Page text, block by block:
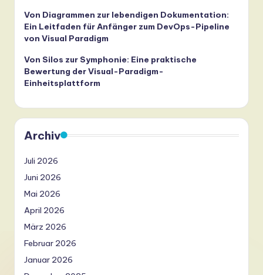
Von Diagrammen zur lebendigen Dokumentation:
Ein Leitfaden für Anfänger zum DevOps-Pipeline
von Visual Paradigm
Von Silos zur Symphonie: Eine praktische
Bewertung der Visual-Paradigm-
Einheitsplattform
Archiv
Juli 2026
Juni 2026
Mai 2026
April 2026
März 2026
Februar 2026
Januar 2026